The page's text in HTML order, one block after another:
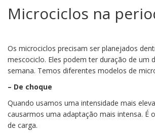
Microciclos na
Os microciclos precisam ser planejados
mescociclo. Eles podem ter duração de um
semana. Temos diferentes modelos de
– De choque
Quando usamos uma intensidade mais
causarmos uma adaptação mais intensa. É
de carga.